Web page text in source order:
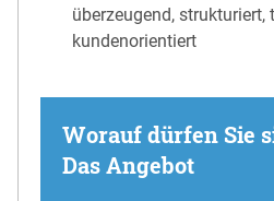
überzeugend, strukturiert,
kundenorientiert
Worauf dürfen Sie
Das Angebot